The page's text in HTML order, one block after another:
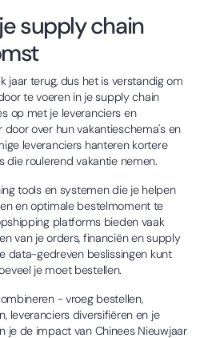
supply chain
jaar terug, dus het is verstandig om
te voeren in je supply chain
op met je leveranciers en
over hun vakantieschema's en
leveranciers hanteren kortere
die roulerend vakantie nemen.
tools en systemen die je helpen
en optimale bestelmoment te
platforms bieden vaak
van je orders, financiën en supply
data-gedreven beslissingen kunt
je moet bestellen.
- vroeg bestellen,
leveranciers diversifiëren en je
je de impact van Chinees Nieuwjaar